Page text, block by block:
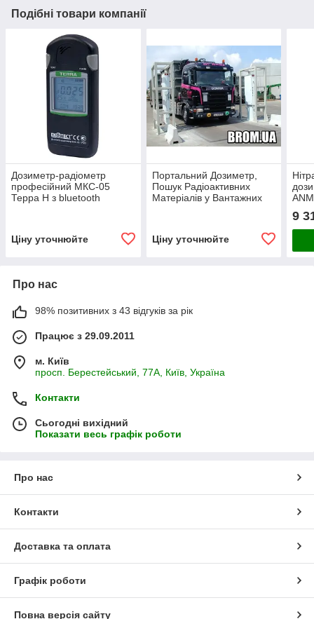
Подібні товари компанії
Дозиметр-радіометр
професійний МКС-05
Терра Н з bluetooth
Ціну уточнюйте
Портальний Дозиметр,
Пошук Радіоактивних
Матеріалів у Вантажних
Ціну уточнюйте
9
Про нас
98% позитивних з 43 відгуків за рік
Працює з 29.09.2011
м. Київ
просп. Берестейський, 77А, Київ, Україна
Контакти
Сьогодні вихідний
Показати весь графік роботи
Про нас
Контакти
Доставка та оплата
Графік роботи
Повна версія сайту